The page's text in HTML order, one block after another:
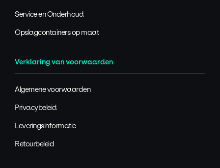
Service en Onderhoud
Opslagcontainers op maat
Verklaring van voorwaarden
Algemene voorwaarden
Privacybeleid
Leveringsinformatie
Retourbeleid